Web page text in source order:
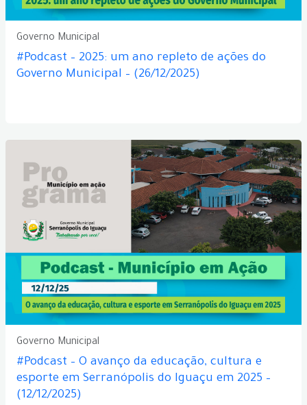
Governo Municipal
#Podcast – 2025: um ano repleto de ações do
Governo Municipal – (26/12/2025)
Governo Municipal
#Podcast – O avanço da educação, cultura e
esporte em Serranópolis do Iguaçu em 2025 –
(12/12/2025)